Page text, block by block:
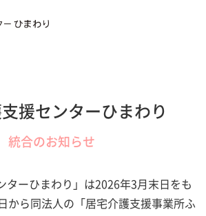
援センターひまわり
統合のお知らせ
ターひまわり」は2026年3月末日をも
から同法人の「居宅介護支援事業所ふ